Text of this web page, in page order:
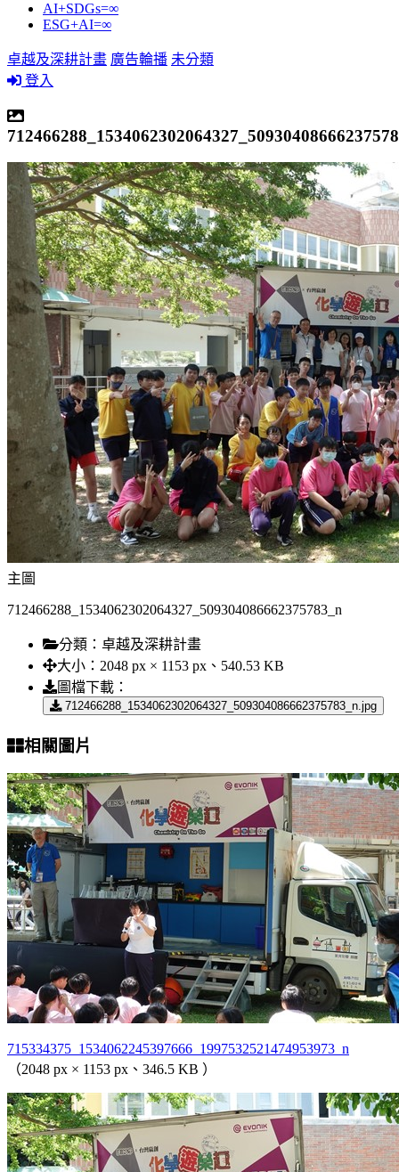
AI+SDGs=∞
ESG+AI=∞
卓越及深耕計畫 廣告輪播 未分類
登入
主圖
712466288_1534062302064327_509304086662375783_n
分類： 卓越及深耕計畫
大小： 2048 px × 1153 px、540.53 KB
圖檔下載：
712466288_1534062302064327_509304086662375783_n.jpg
相關圖片
715334375_1534062245397666_1997532521474953973_n
（2048 px × 1153 px、346.5 KB ）